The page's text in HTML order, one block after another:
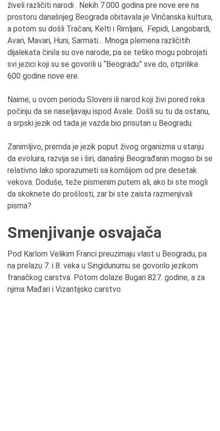
živeli različiti narodi . Nekih 7.000 godina pre nove ere na
prostoru današnjeg Beograda obitavala je Vinčanska kultura,
a potom su došli Tračani, Kelti i Rimljani, Fepidi, Langobardi,
Avari, Mavari, Huni, Sarmati... Mnoga plemena različitih
dijalekata činila su ove narode, pa se teško mogu pobrojati
svi jezici koji su se govorili u “Beogradu” sve do, otprilike
600 godine nove ere.
Naime, u ovom periodu Sloveni ili narod koji živi pored reka
počinju da se naseljavaju ispod Avale. Došli su tu da ostanu,
a srpski jezik od tada je vazda bio prisutan u Beogradu.
Zanimljivo, premda je jezik poput živog organizma u stanju
da evoluira, razvija se i širi, današnji Beograđanin mogao bi se
relativno lako sporazumeti sa komšijom od pre desetak
vekova. Doduše, teže pismenim putem ali, ako bi ste mogli
da skoknete do prošlosti, zar bi ste zaista razmenjivali
pisma?
Smenjivanje osvajača
Pod Karlom Velikim Franci preuzimaju vlast u Beogradu, pa
na prelazu 7. i 8. veka u Singidunumu se govorilo jezikom
franačkog carstva. Potom dolaze Bugari 827. godine, a za
njima Mađari i Vizantijsko carstvo.